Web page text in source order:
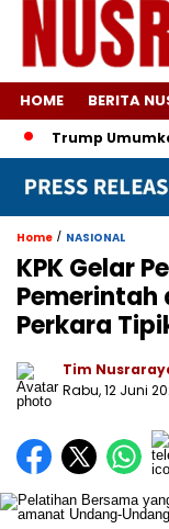
HOME BERITA
Trump Umumkan
Home / NASIONAL
KPK Gelar
Pemerintah
Perkara
Tim
Rabu, 12 Juni